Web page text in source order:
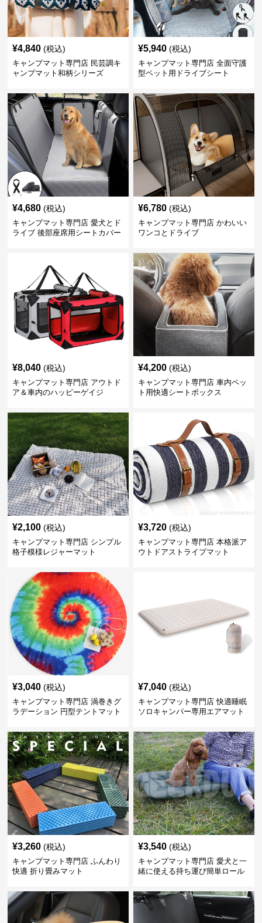
¥4,840 (税込)
キャンプマット専門店 民芸調キ
ャンプマット和柄シリーズ
¥5,940 (税込)
キャンプマット専門店 全面守護
型ペット用ドライブシート
¥4,680 (税込)
キャンプマット専門店 愛犬とド
ライブ 後部座席用シートカバー
¥6,780 (税込)
キャンプマット専門店 かわいい
ワンコとドライブ
¥8,040 (税込)
キャンプマット専門店 アウトド
ア＆車内のハッピーゲイジ
¥4,200 (税込)
キャンプマット専門店 車内ペッ
ト用快適シートボックス
¥2,100 (税込)
キャンプマット専門店 シンプル
格子模様レジャーマット
¥3,720 (税込)
キャンプマット専門店 本格派ア
ウトドアストライプマット
¥3,040 (税込)
キャンプマット専門店 渦巻きグ
ラデーション 円型テントマット
¥7,040 (税込)
キャンプマット専門店 快適睡眠
ソロキャンパー専用エアマット
¥3,260 (税込)
キャンプマット専門店 ふんわり
快適 折り畳みマット
¥3,540 (税込)
キャンプマット専門店 愛犬と一
緒に使える持ち運び簡単ロール